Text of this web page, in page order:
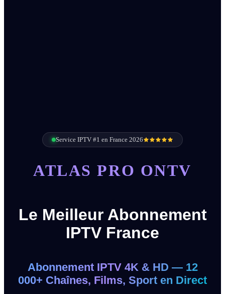
Service IPTV #1 en France 2026
ATLAS PRO ONTV
Le Meilleur Abonnement
IPTV France
Abonnement IPTV 4K & HD — 12
000+ Chaînes, Films, Sport en Direct